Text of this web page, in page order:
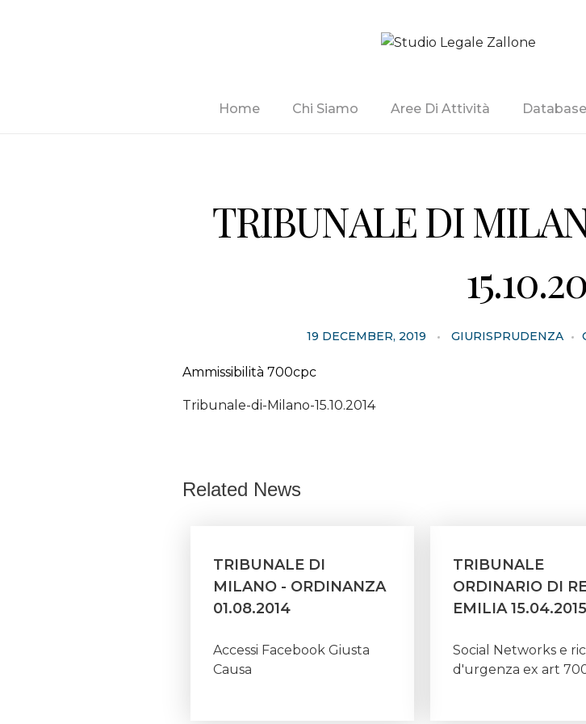
Home Chi Siamo Aree Di Attività
TRIBUNALE DI
19 DECEMBER, 2019 GIURISPRUDENZA
Ammissibilità 700cpc
Tribunale-di-Milano-15.10.2014
Related News
TRIBUNALE DI
MILANO - ORDINANZA
01.08.2014
Accessi Facebook Giusta
Causa
TRIBUNALE
ORDINARIO DI
EMILIA 15.04.2015
Social Networks e
d'urgenza ex art